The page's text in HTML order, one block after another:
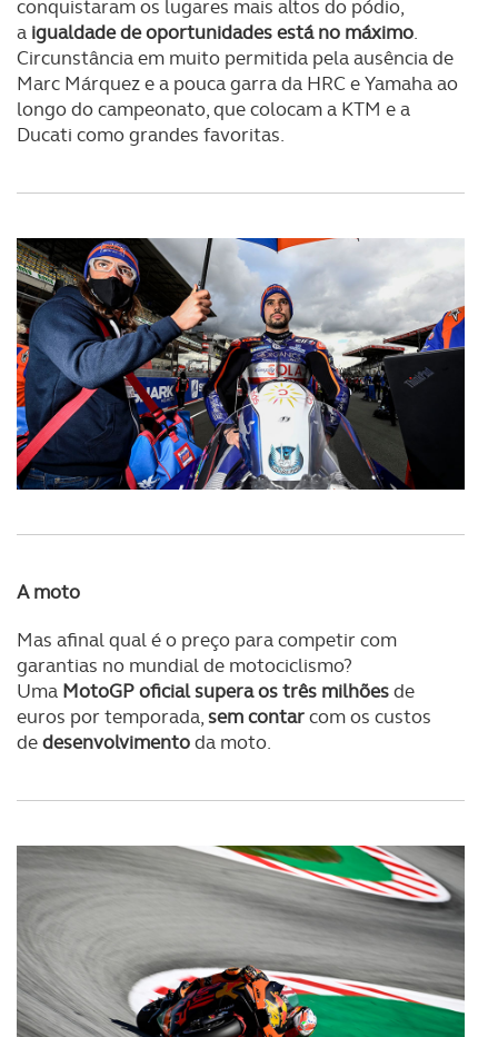
conquistaram os lugares mais altos do pódio,
a igualdade de oportunidades está no máximo.
Circunstância em muito permitida pela ausência de
Marc Márquez e a pouca garra da HRC e Yamaha ao
longo do campeonato, que colocam a KTM e a
Ducati como grandes favoritas.
A moto
Mas afinal qual é o preço para competir com
garantias no mundial de motociclismo?
Uma MotoGP oficial supera os três milhõesde
euros por temporada,sem contarcom os custos
dedesenvolvimentoda moto.